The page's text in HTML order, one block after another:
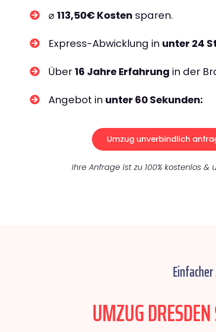
⌀ 113,50€ Kosten sparen.
Express-Abwicklung in unter 24
Über 16 Jahre Erfahrung in der
Angebot in unter 60 Sekunden:
Umzug unverbindlich
Ihre Anfrage ist zu 100% kostenlos &
UMZUG